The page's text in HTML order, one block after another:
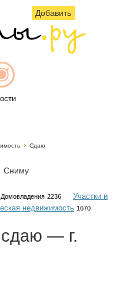
Добавить
Сдаю
Сниму
Домовладения 2236
Участки и
недвижимость 1670
сдаю — г.